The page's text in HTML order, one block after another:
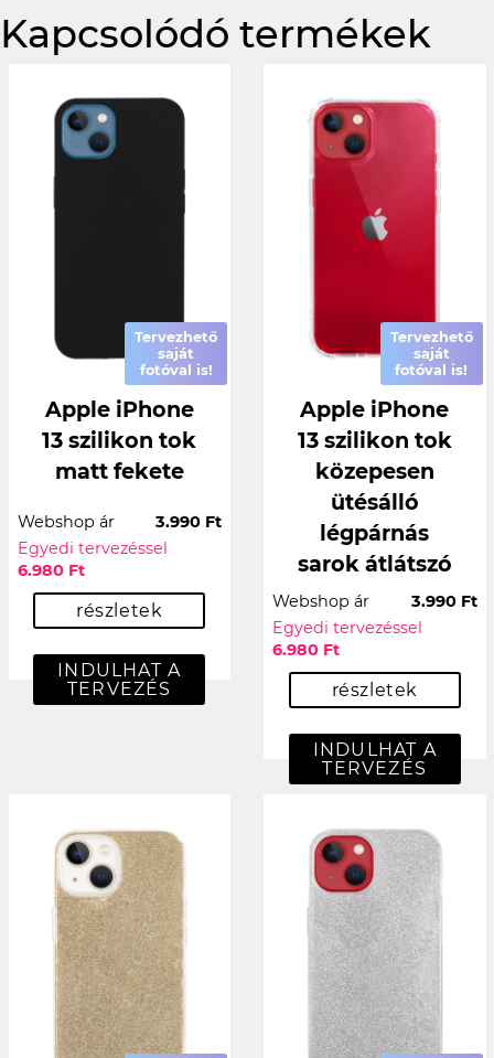
Kapcsolódó termékek
Tervezhető
saját
fotóval is!
Apple iPhone
13 szilikon tok
matt fekete
Webshop ár
3.990 Ft
Egyedi tervezéssel
6.980 Ft
részletek
INDULHAT A
TERVEZÉS
Tervezhető
saját
fotóval is!
Apple iPhone
13 szilikon tok
közepesen
ütésálló
légpárnás
sarok átlátszó
Webshop ár
3.990 Ft
Egyedi tervezéssel
6.980 Ft
részletek
INDULHAT A
TERVEZÉS